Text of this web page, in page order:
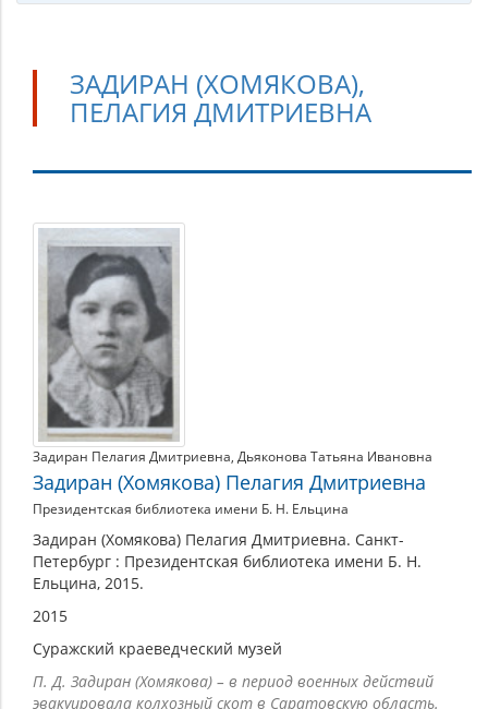
ЗАДИРАН (ХОМЯКОВА),
ПЕЛАГИЯ ДМИТРИЕВНА
Задиран
(Хомякова),
Пелагия
Дмитриевна
Задиран Пелагия Дмитриевна, Дьяконова Татьяна Ивановна
Задиран (Хомякова) Пелагия Дмитриевна
Президентская библиотека имени Б. Н. Ельцина
Задиран (Хомякова) Пелагия Дмитриевна. Санкт-
Петербург : Президентская библиотека имени Б. Н.
Ельцина, 2015.
2015
Суражский краеведческий музей
П. Д. Задиран (Хомякова) – в период военных действий
эвакуировала колхозный скот в Саратовскую область.